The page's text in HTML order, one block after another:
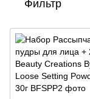
Фильтр